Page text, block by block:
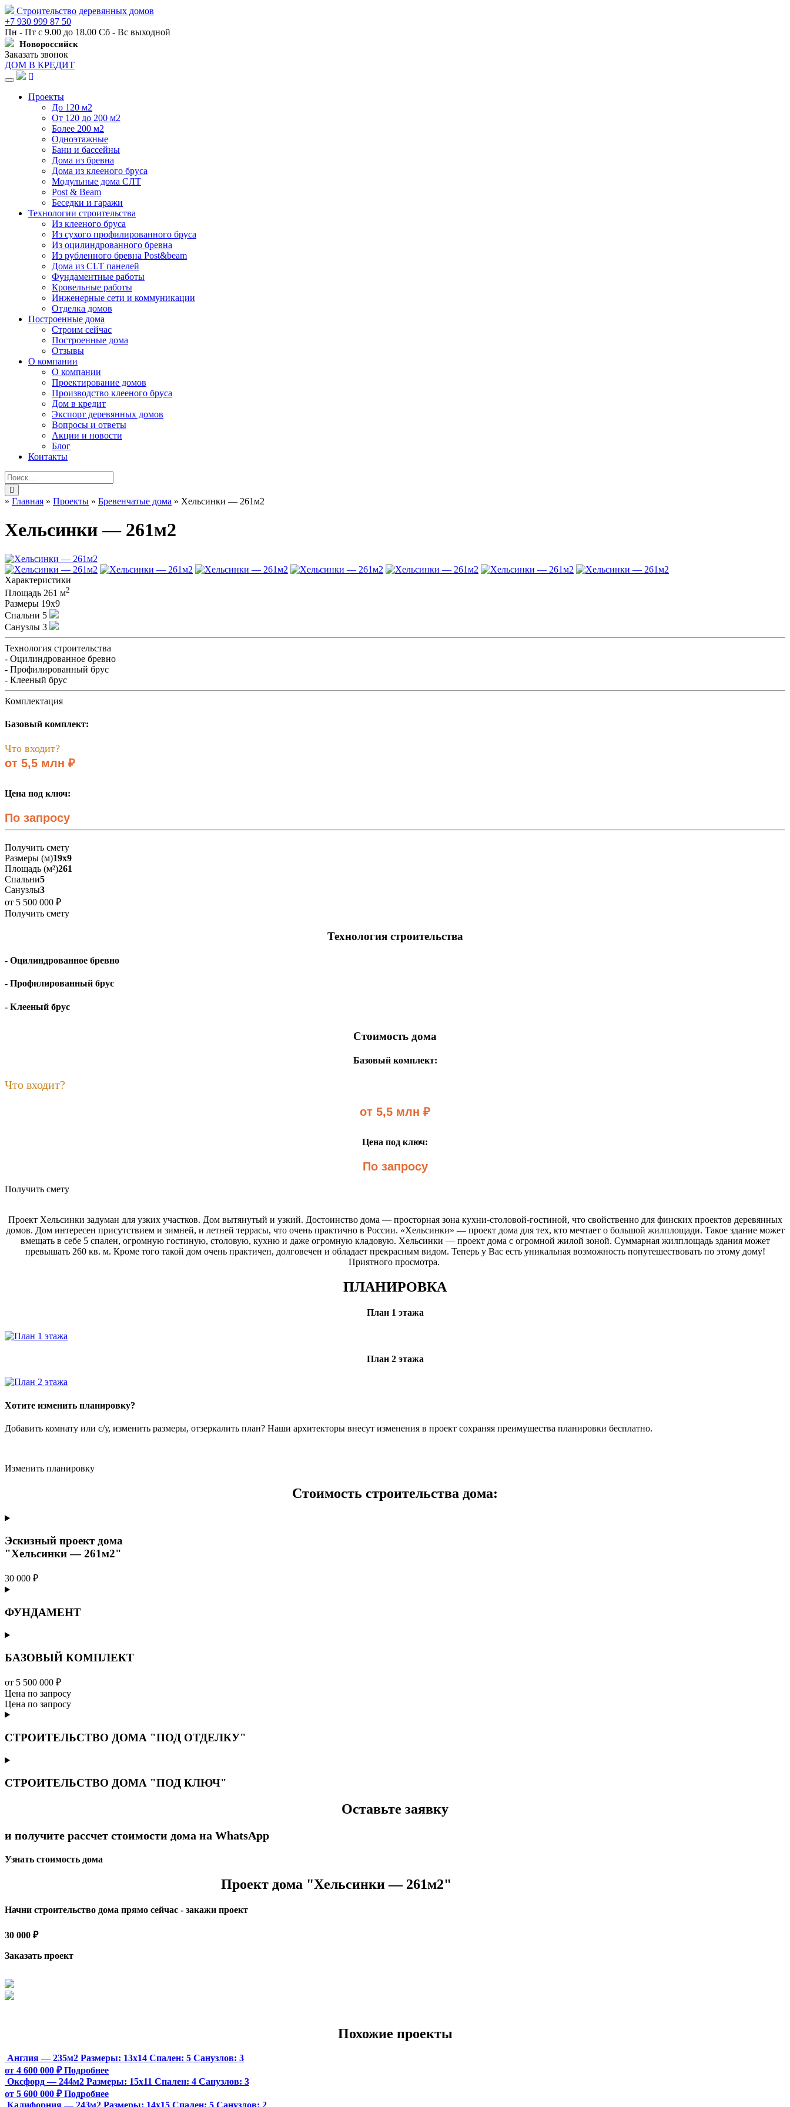
Строительство деревянных домов
+7 930 999 87 50
Пн - Пт с 9.00 до 18.00 Сб - Вс выходной
Новороссийск
Заказать звонок
ДОМ В КРЕДИТ
Навигация
Проекты
До 120 м2
От 120 до 200 м2
Более 200 м2
Одноэтажные
Бани и бассейны
Дома из бревна
Дома из клееного бруса
Модульные дома СЛТ
Post & Beam
Беседки и гаражи
Технологии строительства
Из клееного бруса
Из сухого профилированного бруса
Из оцилиндрованного бревна
Из рубленного бревна Post&beam
Дома из CLT панелей
Фундаментные работы
Кровельные работы
Инженерные сети и коммуникации
Отделка домов
Построенные дома
Строим сейчас
Построенные дома
Отзывы
О компании
О компании
Проектирование домов
Производство клееного бруса
Дом в кредит
Экспорт деревянных домов
Вопросы и ответы
Акции и новости
Блог
Контакты
» Главная » Проекты » Бревенчатые дома » Хельсинки — 261м2
Хельсинки — 261м2
Характеристики
Площадь 261 м2
Размеры 19х9
Спальни 5
Санузлы 3
Технология строительства
- Оцилиндрованное бревно
- Профилированный брус
- Клееный брус
Комплектация
Базовый комплект:
Что входит?
от 5,5 млн ₽
Цена под ключ:
По запросу
Получить смету
Размеры (м)19х9
Площадь (м²)261
Спальни5
Санузлы3
от 5 500 000 ₽
Получить смету
Технология строительства
- Оцилиндрованное бревно
- Профилированный брус
- Клееный брус
Стоимость дома
Базовый комплект:
Что входит?
от 5,5 млн ₽
Цена под ключ:
По запросу
Получить смету
Проект Хельсинки задуман для узких участков. Дом вытянутый и узкий. Достоинство дома — просторная зона кухни-столовой-гостиной, что свойственно для финских проектов деревянных
домов. Дом интересен присутствием и зимней, и летней террасы, что очень практично в России. «Хельсинки» — проект дома для тех, кто мечтает о большой жилплощади. Такое здание может
вмещать в себе 5 спален, огромную гостиную, столовую, кухню и даже огромную кладовую. Хельсинки — проект дома с огромной жилой зоной. Суммарная жилплощадь здания может
превышать 260 кв. м. Кроме того такой дом очень практичен, долговечен и обладает прекрасным видом. Теперь у Вас есть уникальная возможность попутешествовать по этому дому!
Приятного просмотра. ​
ПЛАНИРОВКА
План 1 этажа
План 2 этажа
Хотите изменить планировку?
Добавить комнату или с/у, изменить размеры, отзеркалить план? Наши архитекторы внесут изменения в проект сохраняя преимущества планировки бесплатно.
Изменить планировку
Стоимость строительства дома:
Эскизный проект дома
"Хельсинки — 261м2"
30 000 ₽
ФУНДАМЕНТ
БАЗОВЫЙ КОМПЛЕКТ
от 5 500 000 ₽
Цена по запросу
Цена по запросу
СТРОИТЕЛЬСТВО ДОМА "ПОД ОТДЕЛКУ"
СТРОИТЕЛЬСТВО ДОМА "ПОД КЛЮЧ"
Оставьте заявку
и получите рассчет стоимости дома на WhatsApp
Узнать стоимость дома
Проект дома "Хельсинки — 261м2"
Начни строительство дома прямо сейчас - закажи проект
30 000 ₽
Заказать проект
Похожие проекты
Англия — 235м2 Размеры: 13х14 Спален: 5 Санузлов: 3
от 4 600 000 ₽ Подробнее
Оксфорд — 244м2 Размеры: 15х11 Спален: 4 Санузлов: 3
от 5 600 000 ₽ Подробнее